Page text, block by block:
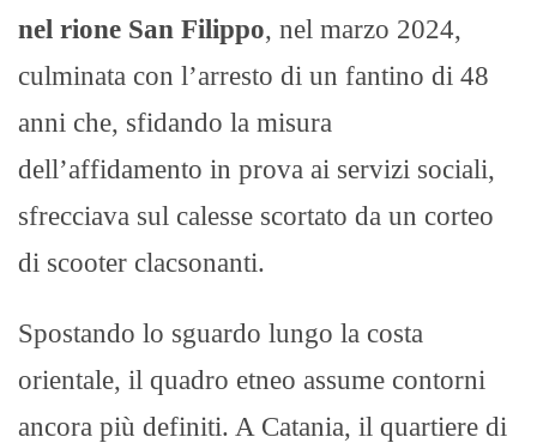
nel rione San Filippo, nel marzo 2024,
culminata con l’arresto di un fantino di 48
anni che, sfidando la misura
dell’affidamento in prova ai servizi sociali,
sfrecciava sul calesse scortato da un corteo
di scooter clacsonanti.
Spostando lo sguardo lungo la costa
orientale, il quadro etneo assume contorni
ancora più definiti. A Catania, il quartiere di